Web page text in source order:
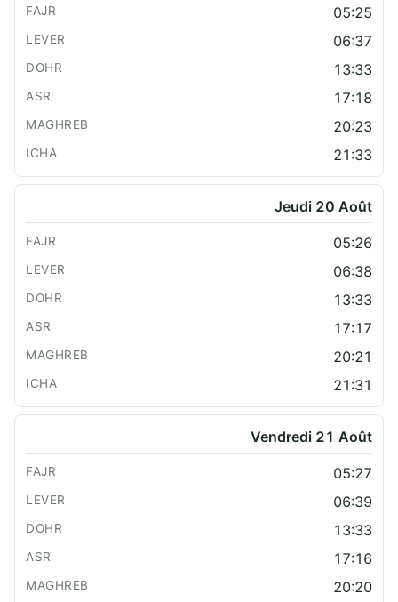
05:25
06:37
13:33
17:18
20:23
21:33
Jeudi 20 Août
05:26
06:38
13:33
17:17
20:21
21:31
Vendredi 21 Août
05:27
06:39
13:33
17:16
20:20